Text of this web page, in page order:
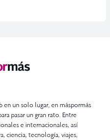
un solo lugar, en máspormás
pasar un gran rato. Entre
e internacionales, así
ciencia, tecnología, viajes,